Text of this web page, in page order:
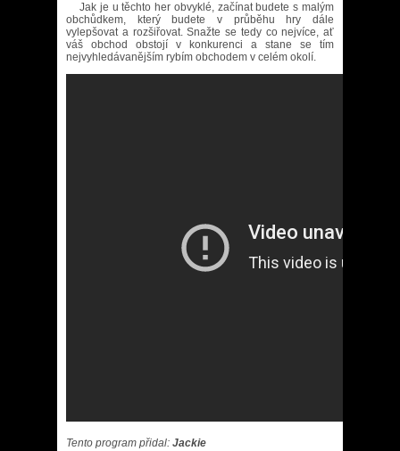
Jak je u těchto her obvyklé, začínat budete s malým
obchůdkem, který budete v průběhu hry dále
vylepšovat a rozšiřovat. Snažte se tedy co nejvíce, ať
váš obchod obstojí v konkurenci a stane se tím
nejvyhledávanějším rybím obchodem v celém okolí.
Tento program přidal: Jackie